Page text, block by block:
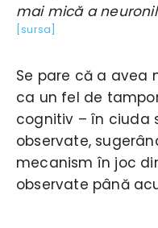
mai mică a
[sursa]
Se pare că a avea
ca un fel de
cognitiv – în ciuda
observate,
mecanism în joc
observate până